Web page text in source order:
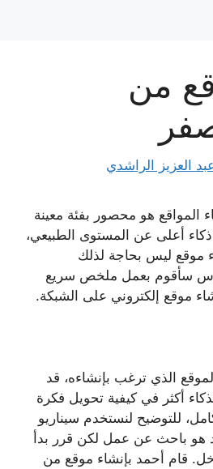
من
العزيز الراشدي
المواقع هو محصور بفئة معينة
أعلى عن المستوى الطبيعي،
موقع ليس بحاجة لذلك
سأقوم بعمل ملخص سريع
موقع إلكتروني على الشبكة.
الذي ترغب بإنشاءه، قد
أكثر في كيفية تحويل فكرة
للتوضيح لنستخدم سيناريو
هو باحث عن عمل لكن قرر بدأ
قام أحمد بإنشاء موقع من